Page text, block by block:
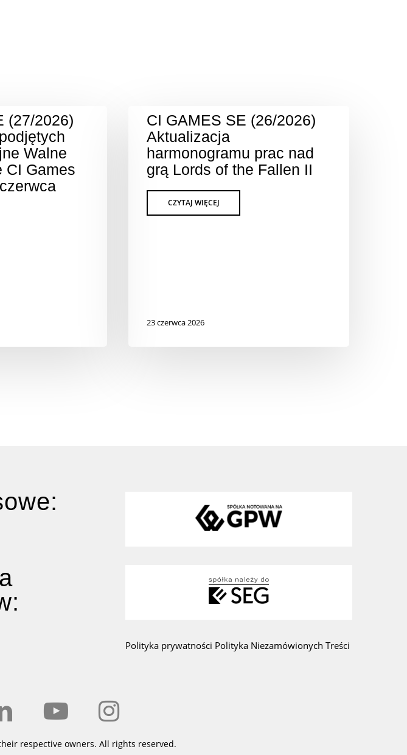
(27/2026)
Walne
CI Games
CI GAMES SE (26/2026)
Aktualizacja
harmonogramu prac nad
grą Lords of the Fallen II
23 czerwca 2026
Polityka prywatności Polityka Niezamówionych Treści
respective owners. All rights reserved.
youtube instagram